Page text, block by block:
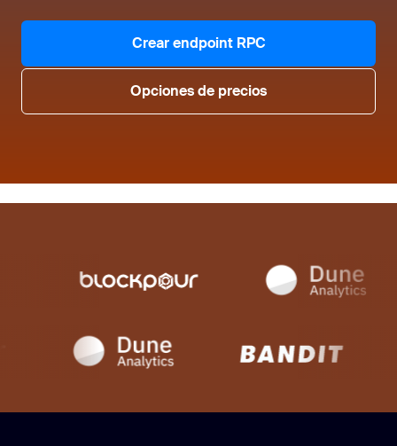
Crear endpoint RPC
Opciones de precios